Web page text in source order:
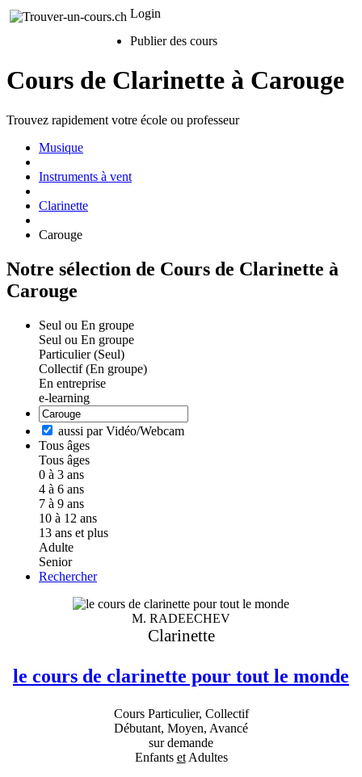
Login
Publier des cours
Cours de Clarinette à Carouge
Trouvez rapidement votre école ou professeur
Musique
Instruments à vent
Clarinette
Carouge
Notre sélection de Cours de Clarinette à
Carouge
Seul ou En groupe
Seul ou En groupe
Particulier (Seul)
Collectif (En groupe)
En entreprise
e-learning
aussi par Vidéo/Webcam
Tous âges
Tous âges
0 à 3 ans
4 à 6 ans
7 à 9 ans
10 à 12 ans
13 ans et plus
Adulte
Senior
Rechercher
M. RADEECHEV
Clarinette
le cours de clarinette pour tout le monde
Cours Particulier, Collectif
Débutant, Moyen, Avancé
sur demande
Enfants etAdultes